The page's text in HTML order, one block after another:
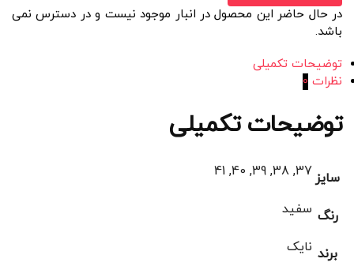
در حال حاضر این محصول در انبار موجود نیست و در دسترس نمی
باشد.
توضیحات تکمیلی
نظرات 0
توضیحات تکمیلی
سایز 37, 38, 39, 40, 41
رنگ سفید
برند نایک